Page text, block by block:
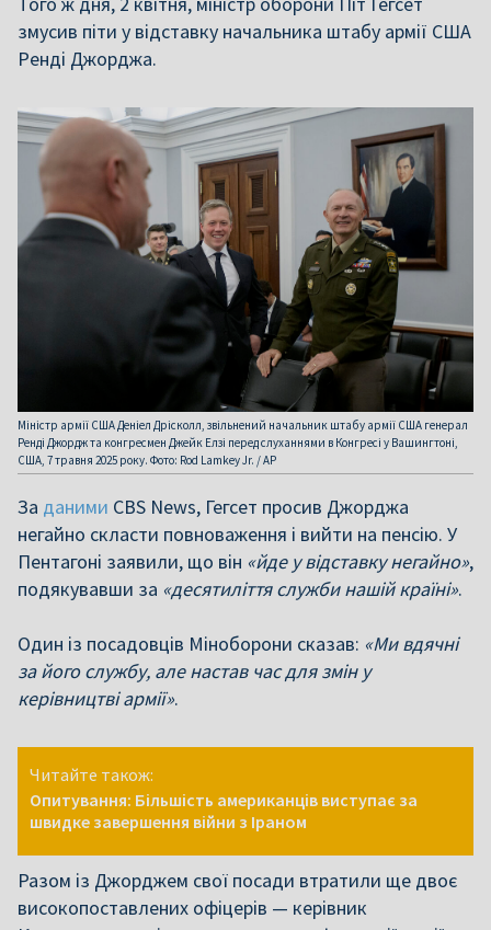
змусив піти у відставку начальника штабу армії США
Ренді Джорджа.
Міністр армії США Деніел Дрісколл, звільнений начальник штабу армії США генерал
Ренді Джордж та конгресмен Джейк Елзі перед слуханнями в Конгресі у Вашингтоні,
США, 7 травня 2025 року. Фото: Rod Lamkey Jr. / AP
За даними CBS News, Гегсет просив Джорджа
негайно скласти повноваження і вийти на пенсію. У
Пентагоні заявили, що він «йде у відставку негайно»,
подякувавши за «десятиліття служби нашій країні».
Один із посадовців Міноборони сказав: «Ми вдячні
за його службу, але настав час для змін у
керівництві армії».
Читайте також:
Опитування: Більшість американців виступає за
швидке завершення війни з Іраном
Разом із Джорджем свої посади втратили ще двоє
високопоставлених офіцерів — керівник